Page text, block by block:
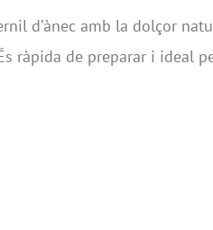
d’ànec amb la dolçor
ràpida de preparar i ideal